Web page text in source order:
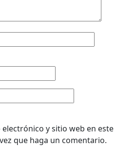
y sitio web en este
que haga un comentario.